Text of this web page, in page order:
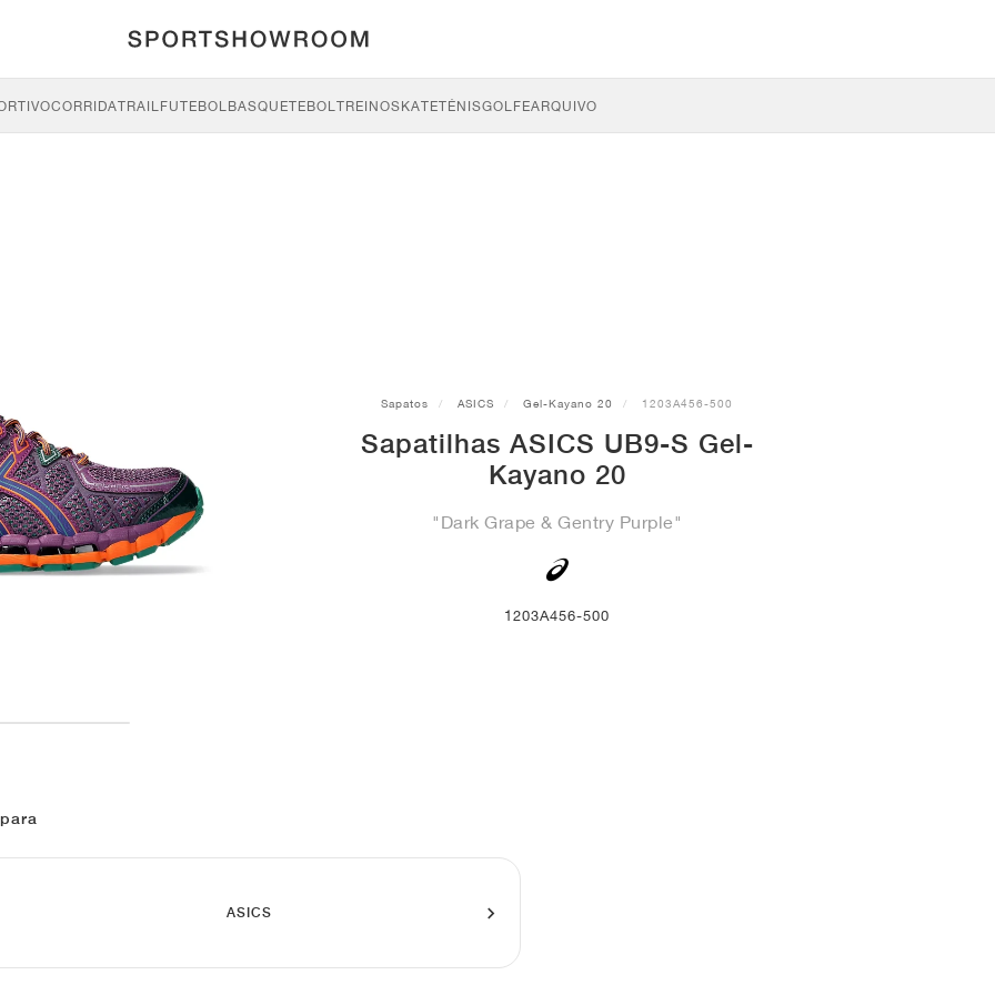
CORRIDATRAILFUTEBOLBASQUETEBOLTREINOSKATETÉNISGOLFEARQUIVO
Sapatos ASICS Gel-Kayano 20 1203A456-500
Sapatilhas ASICS UB9-S Gel-
Kayano 20
"Dark Grape & Gentry Purple"
1203A456-500
ASICS